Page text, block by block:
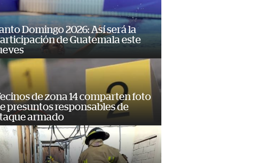
Domingo 2026: Así será la
de Guatemala este
de zona 14 comparten foto
presuntos responsables de
armado